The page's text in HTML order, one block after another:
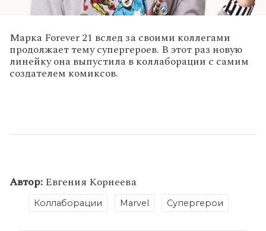
Марка Forever 21 вслед за своими коллегами
продолжает тему супергероев. В этот раз новую
линейку она выпустила в коллаборации с самим
создателем комиксов.
Автор:Евгения Корнеева
Коллаборации Marvel Супергерои